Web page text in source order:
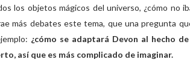
los objetos mágicos del universo, ¿cómo no
más debates este tema, que una pregunta
¿cómo se adaptará Devon al hecho
así que es más complicado de imaginar.